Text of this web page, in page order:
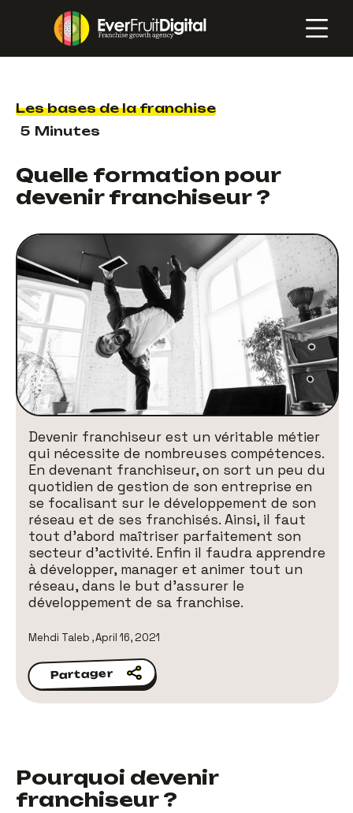
Les bases de la franchise
5 Minutes
Quelle formation pour
devenir franchiseur ?
Devenir franchiseur est un véritable métier
qui nécessite de nombreuses compétences.
En devenant franchiseur, on sort un peu du
quotidien de gestion de son entreprise en
se focalisant sur le développement de son
réseau et de ses franchisés. Ainsi, il faut
tout d’abord maîtriser parfaitement son
secteur d'activité. Enfin il faudra apprendre
à développer, manager et animer tout un
réseau, dans le but d’assurer le
développement de sa franchise.
Mehdi Taleb ,April 16, 2021
Partager
Partager
Pourquoi devenir
franchiseur ?